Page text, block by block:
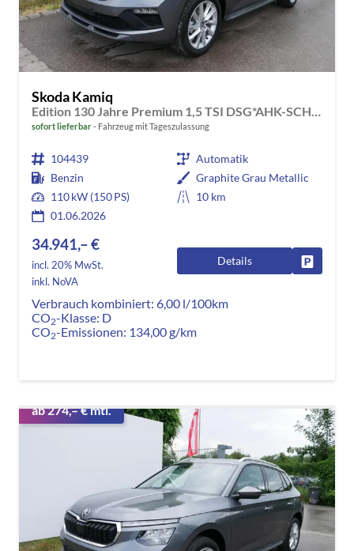
Skoda Kamiq
Edition 130 Jahre Premium 1,5 TSI DSG*AHK-SCHWENKBAR*PDC*LED*KAMERA*SHZ*TEMPOMAT
sofort lieferbar Fahrzeug mit Tageszulassung
104439
Automatik
Benzin
Graphite Grau Metallic
110 kW (150 PS)
10 km
01.06.2026
34.941,– €
incl. 20% MwSt.
inkl. NoVA
Details
Verbrauch kombiniert: 6,00 l/100km
CO2-Klasse: D
CO2-Emissionen: 134,00 g/km
ab 274,– € mtl.